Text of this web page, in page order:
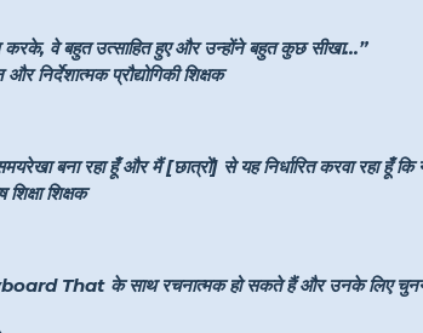
करके, वे बहुत उत्साहित हुए और उन्होंने बहुत कुछ सीखा...”
निर्देशात्मक प्रौद्योगिकी शिक्षक
बना रहा हूँ और मैं [छात्रों] से यह निर्धारित करवा रहा हूँ
शिक्षक
That के साथ रचनात्मक हो सकते हैं और उनके लिए चुनने के